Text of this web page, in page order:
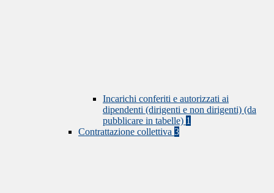
Incarichi conferiti e autorizzati ai
dipendenti (dirigenti e non dirigenti) (da
pubblicare in tabelle) 1
Contrattazione collettiva 3